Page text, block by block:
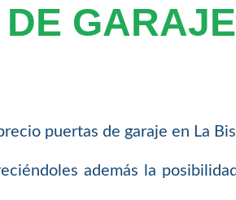
puertas de garaje en La
además la